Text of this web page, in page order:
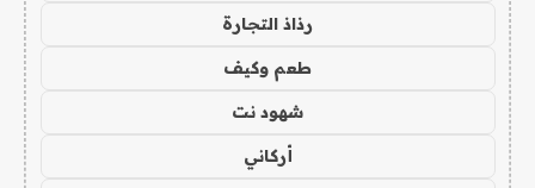
رذاذ التجارة
طعم وكيف
شهود نت
أركاني